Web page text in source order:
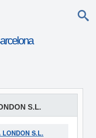
S.L.
S.L.